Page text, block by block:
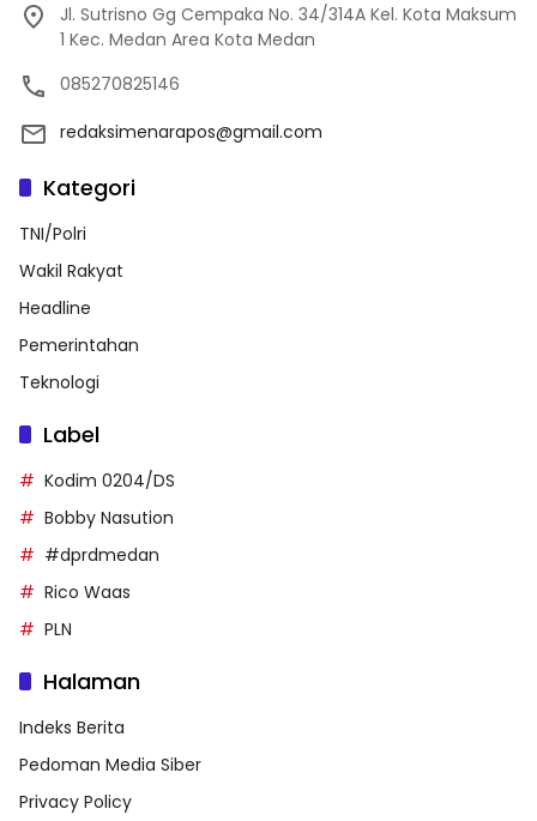
Jl. Sutrisno Gg Cempaka No. 34/314A Kel. Kota Maksum
1 Kec. Medan Area Kota Medan
085270825146
redaksimenarapos@gmail.com
Kategori
TNI/Polri
Wakil Rakyat
Headline
Pemerintahan
Teknologi
Label
Kodim 0204/DS
Bobby Nasution
#dprdmedan
Rico Waas
PLN
Halaman
Indeks Berita
Pedoman Media Siber
Privacy Policy